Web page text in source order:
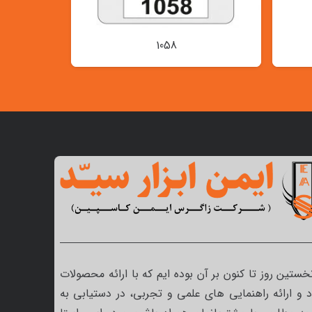
1058
روز تا کنون بر آن بوده ایم که با ارائه محصولات
و ارائه راهنمایی های علمی و تجربی، در دستیابی به